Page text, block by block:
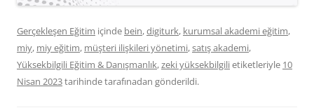
Gerçekleşen Eğitim içinde bein,digiturk, kurumsal akademi eğitim,
miy, miy eğitim, müşteri ilişkileri yönetimi,satış akademi,
Yüksekbilgili Eğitim & Danışmanlık,zeki yüksekbilgilietiketleriyle 10
Nisan 2023tarihindetarafınadan gönderildi.